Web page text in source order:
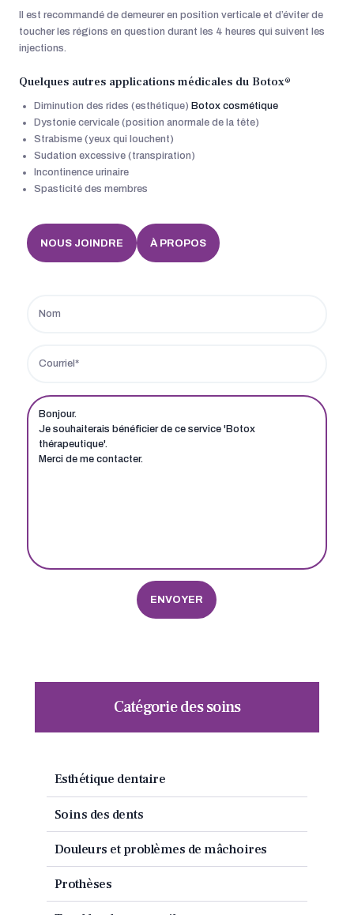
Il est recommandé de demeurer en position verticale et d’éviter de
toucher les régions en question durant les 4 heures qui suivent les
injections.
Quelques autres applications médicales du Botox®
Diminution des rides (esthétique) Botox cosmétique
Dystonie cervicale (position anormale de la tête)
Strabisme (yeux qui louchent)
Sudation excessive (transpiration)
Incontinence urinaire
Spasticité des membres
NOUS JOINDRE À PROPOS
Catégorie des soins
Esthétique dentaire
Soins des dents
Douleurs et problèmes de mâchoires
Prothèses